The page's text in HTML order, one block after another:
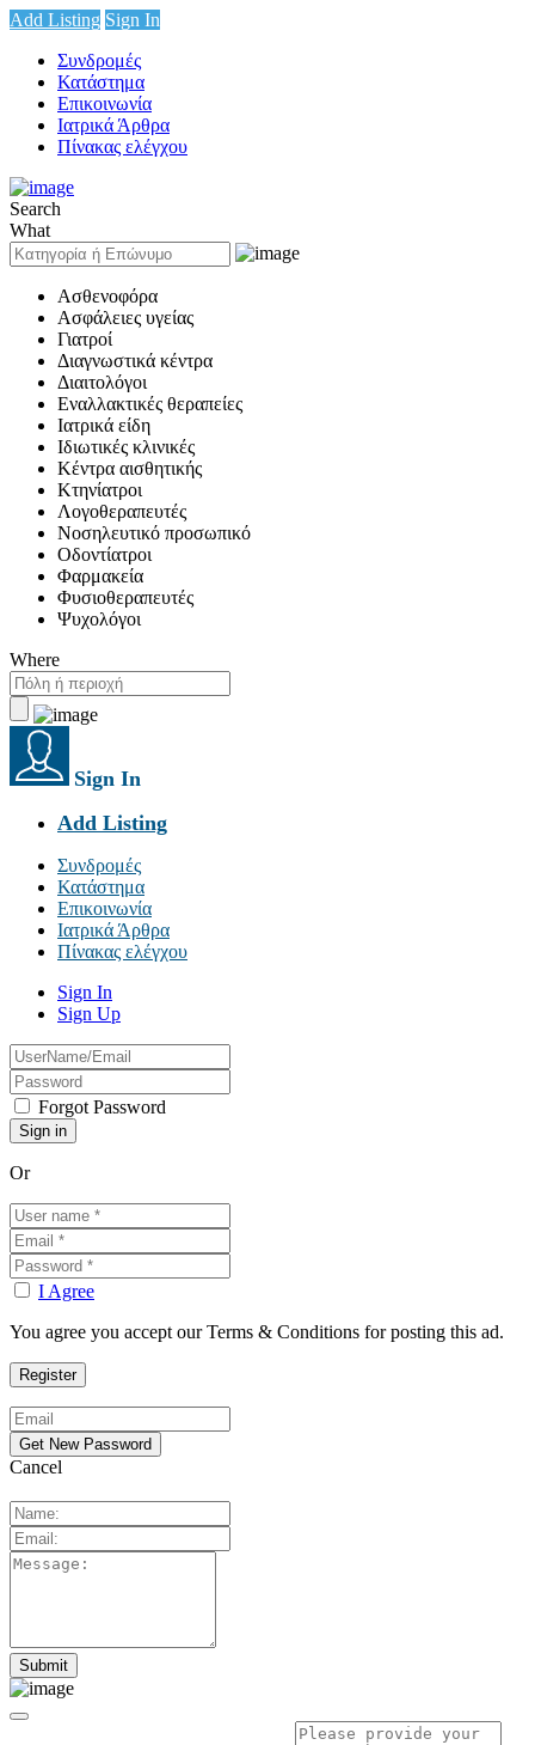
Add Listing Sign In
Συνδρομές
Κατάστημα
Επικοινωνία
Ιατρικά Άρθρα
Πίνακας ελέγχου
Search
What
Ασθενοφόρα
Ασφάλειες υγείας
Γιατροί
Διαγνωστικά κέντρα
Διαιτολόγοι
Εναλλακτικές θεραπείες
Ιατρικά είδη
Ιδιωτικές κλινικές
Κέντρα αισθητικής
Κτηνίατροι
Λογοθεραπευτές
Νοσηλευτικό προσωπικό
Οδοντίατροι
Φαρμακεία
Φυσιοθεραπευτές
Ψυχολόγοι
Where
Sign In
Add Listing
Συνδρομές
Κατάστημα
Επικοινωνία
Ιατρικά Άρθρα
Πίνακας ελέγχου
Sign In
Sign Up
Forgot Password
Or
I Agree
You agree you accept our Terms & Conditions for posting this ad.
Cancel